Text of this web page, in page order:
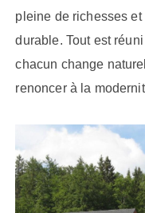
pleine de richesses
durable. Tout est
chacun change
renoncer à la